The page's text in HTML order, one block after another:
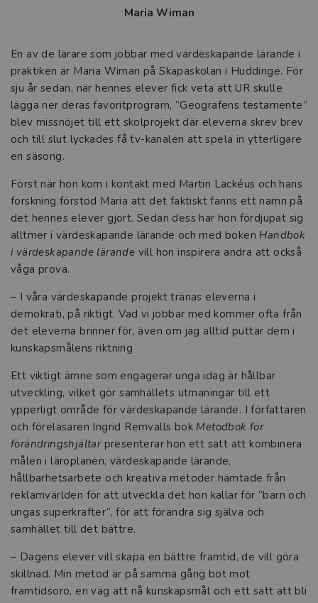
Utbildning ska minska klyftorna
bättre balans i skolan
Fokus på lärande viktigt även i
resursskola
De ger nycklar till hållbar skolutveckling
Tre frågor till Anna Borg och Gunilla
Carlsson Kendall
Tre frågor till Pär Larsson och Jan
Löwstedt
döda vinklar
Tre frågor till Jennie Bengtsson om
Verkliga mottagare
Tre snabba frågor till Mats Alvesson och
Susanne Lundholm
Tre frågor till Runsten och Werr
Tre frågor till Hilmar Hilmarsson
Tre snabba frågor till Kennet Fröjd
Skolnärvaro
Maria Wiman
En av de lärare som jobbar med värdeskapande lärande i
praktiken är Maria Wiman på Skapaskolan i Huddinge. För
sju år sedan, när hennes elever fick veta att UR skulle
lägga ner deras favoritprogram, ”Geografens testamente”
blev missnöjet till ett skolprojekt där eleverna skrev brev
och till slut lyckades få tv-kanalen att spela in ytterligare
en säsong.
Först när hon kom i kontakt med Martin Lackéus och hans
forskning förstod Maria att det faktiskt fanns ett namn på
det hennes elever gjort. Sedan dess har hon fördjupat sig
alltmer i värdeskapande lärande och med boken Handbok
i värdeskapande lärande vill hon inspirera andra att också
våga prova.
– I våra värdeskapande projekt tränas eleverna i
demokrati, på riktigt. Vad vi jobbar med kommer ofta från
det eleverna brinner för, även om jag alltid puttar dem i
kunskapsmålens riktning
Ett viktigt ämne som engagerar unga idag är hållbar
utveckling, vilket gör samhällets utmaningar till ett
ypperligt område för värdeskapande lärande. I författaren
och föreläsaren Ingrid Remvalls bok Metodbok för
förändringshjältarpresenterar hon ett sätt att kombinera
målen i läroplanen, värdeskapande lärande,
hållbarhetsarbete och kreativa metoder hämtade från
reklamvärlden för att utveckla det hon kallar för ”barn och
ungas superkrafter”, för att förändra sig själva och
samhället till det bättre.
– Dagens elever vill skapa en bättre framtid, de vill göra
skillnad. Min metod är på samma gång bot mot
framtidsoro, en väg att nå kunskapsmål och ett sätt att bli